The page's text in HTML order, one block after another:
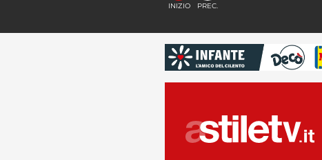
INIZIO PREC.